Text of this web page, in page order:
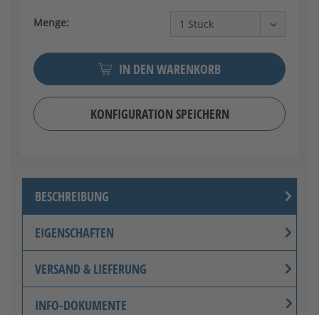
Menge:
IN DEN WARENKORB
KONFIGURATION SPEICHERN
BESCHREIBUNG
EIGENSCHAFTEN
VERSAND & LIEFERUNG
INFO-DOKUMENTE